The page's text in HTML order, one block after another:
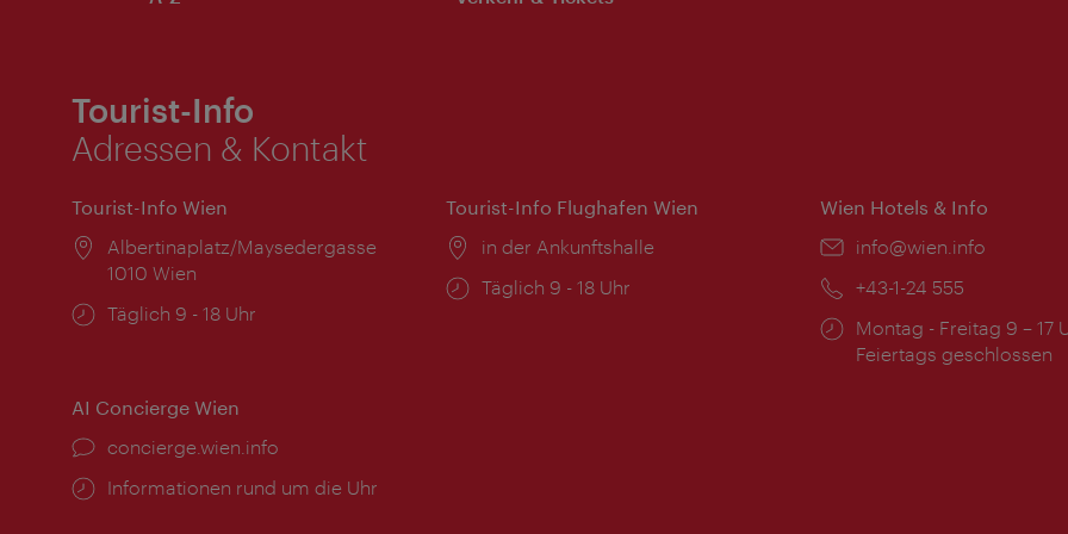
Tourist-Info
Adressen & Kontakt
Tourist-Info Wien
Ort:
Albertinaplatz/Maysedergasse
1010 Wien
Öffnungszeiten:
Täglich 9 - 18 Uhr
Tourist-Info Flughafen Wien
Ort:
in der Ankunftshalle
Öffnungszeiten:
Täglich 9 - 18 Uhr
Wien Hotels & Info
Email:
info@wien.info
Telefon:
+43-1-24 555
Öffnungszeiten:
Montag - Freitag 9 – 17
Feiertags geschlossen
AI Concierge Wien
Ort:
concierge.wien.info
Öffnungszeiten:
Informationen rund um die Uhr